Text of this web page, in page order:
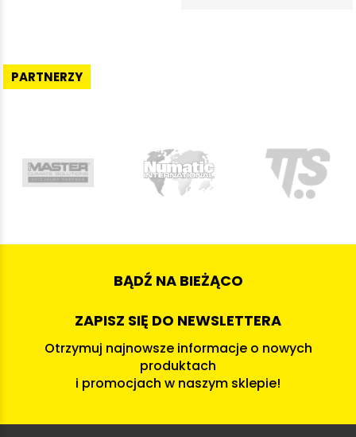
PARTNERZY
BĄDŹ NA BIEŻĄCO
ZAPISZ SIĘ DO NEWSLETTERA
Otrzymuj najnowsze informacje o nowych
produktach
i promocjach w naszym sklepie!